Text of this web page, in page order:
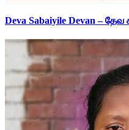
Deva Sabaiyile Devan –